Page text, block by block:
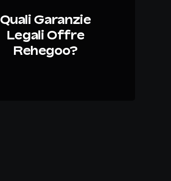
Quali Garanzie
Legali Offre
Rehegoo?